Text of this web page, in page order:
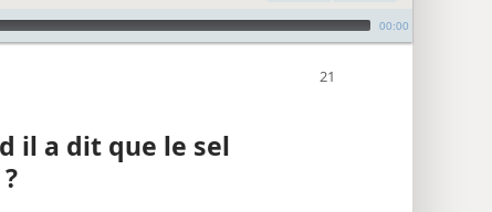
00:00
il a dit que le sel